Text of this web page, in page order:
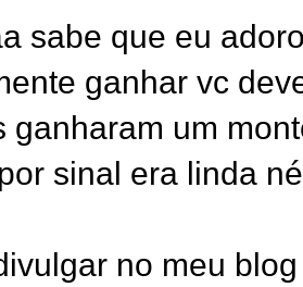
sabe que eu
ganhar vc
ganharam um
sinal era linda
no meu